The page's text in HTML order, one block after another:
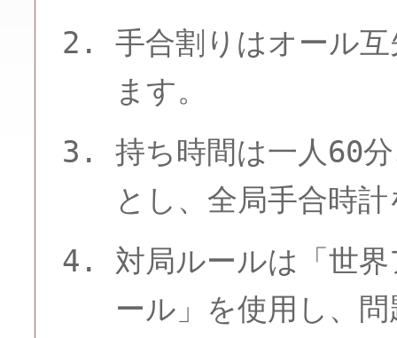
手合割りはオール
ます。
持ち時間は一人60
とし、全局手合時
対局ルールは「世
ール」を使用し、